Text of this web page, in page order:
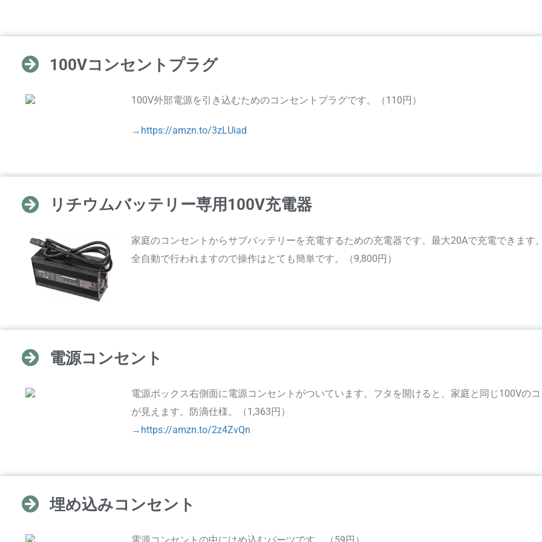
100Vコンセントプラグ
100V外部電源を引き込むためのコンセントプラグです。（110円）
→ https://amzn.to/3zLUiad
リチウムバッテリー専用100V充電器
家庭のコンセントからサブバッテリーを充電するための充電器です。最大20Aで充電できます
全自動で行われますので操作はとても簡単です。（9,800円）
電源コンセント
電源ボックス右側面に電源コンセントがついています。フタを開けると、家庭と同じ100Vの
が見えます。防滴仕様。（1,363円）
→ https://amzn.to/2z4ZvQn
埋め込みコンセント